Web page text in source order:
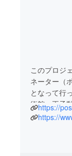
このプロジ
ネーター（
となって行
術館〜王子
を、地域の
https://
https://